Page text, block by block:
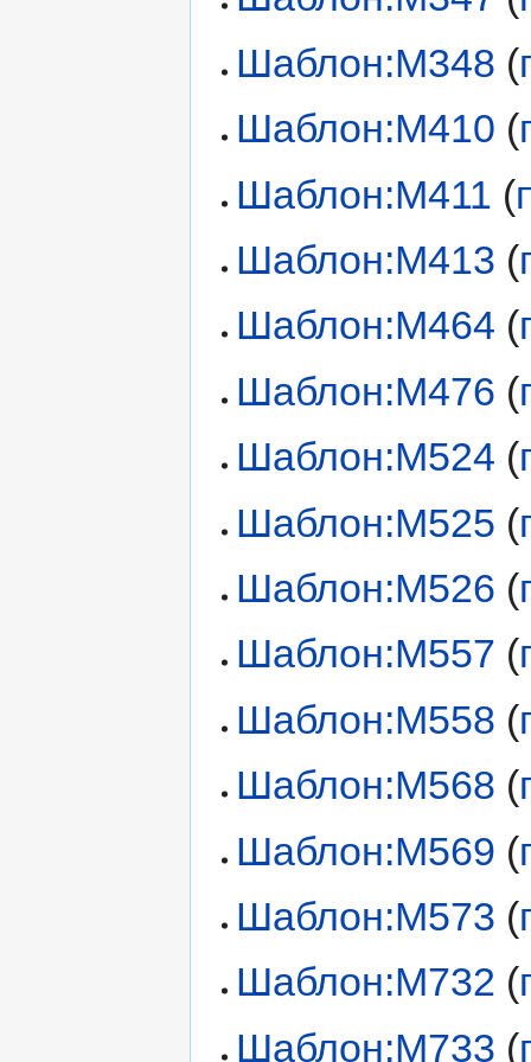
Шаблон:М348 (
Шаблон:М410 (
Шаблон:М411 (
Шаблон:М413 (
Шаблон:М464 (
Шаблон:М476 (
Шаблон:М524 (
Шаблон:М525 (
Шаблон:М526 (
Шаблон:М557 (
Шаблон:М558 (
Шаблон:М568 (
Шаблон:М569 (
Шаблон:М573 (
Шаблон:М732 (
Шаблон:М733 (